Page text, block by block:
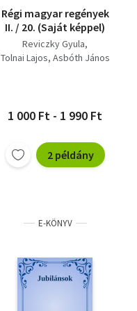
Régi magyar regények
II. / 20. (Saját képpel)
Reviczky Gyula
Tolnai Lajos Asbóth János
1 000 Ft - 1 990 Ft
2 példány
E-KÖNYV